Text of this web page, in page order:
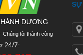
DƯƠNG
Chúng tôi thành công
24/7:
SỰ